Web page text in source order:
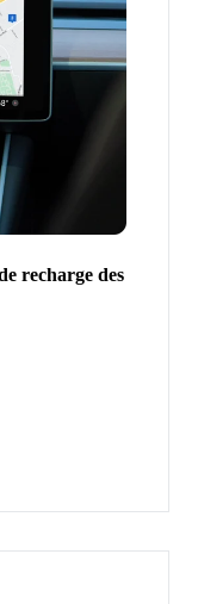
recharge des